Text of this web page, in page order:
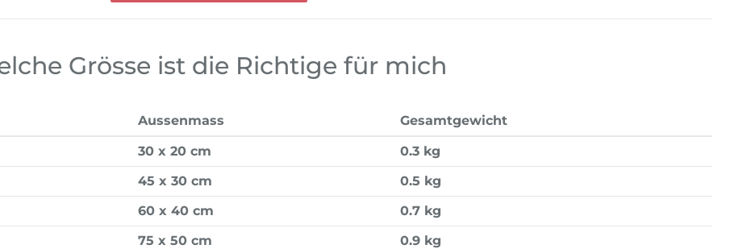
Grösse ist die Richtige für mich
Aussenmass
Gesamtgewicht
30 x 20 cm
0.3 kg
45 x 30 cm
0.5 kg
60 x 40 cm
0.7 kg
75 x 50 cm
0.9 kg